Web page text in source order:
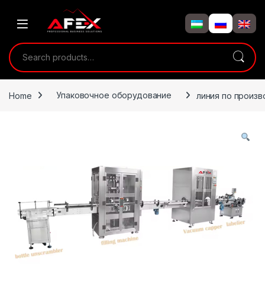
Search for:
Home Упаковочное оборудование линия по